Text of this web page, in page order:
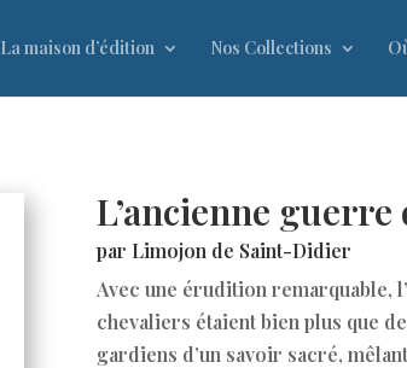
La maison d’édition Nos Collections
L’ancienne
par Limojon de Saint-Didier
Avec une érudition remarquable,
chevaliers étaient bien plus que
gardiens d’un savoir sacré,